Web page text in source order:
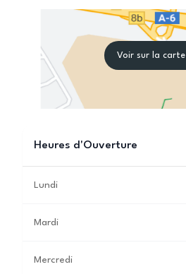
Voir sur la carte
Heures d'Ouverture
Lundi
Mardi
Mercredi